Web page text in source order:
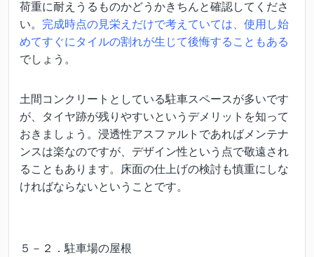
荷重に耐えうるものかどうかきちんと確認してくださ
い。 完成時点の見栄えだけで考えていては、使用し始
めてすぐにタイルの割れが生じて後悔することもある
でしょう。
土間コンクリートとしている駐車スペースが多いです
が、タイヤ跡が残りやすいというデメリットを知って
おきましょう。浸透性アスファルトであればメンテナ
ンスは楽なのですが、デザイン性という点で敬遠され
ることもあります。床面の仕上げの検討も慎重にしな
ければならないということです。
５－２．駐車場の屋根